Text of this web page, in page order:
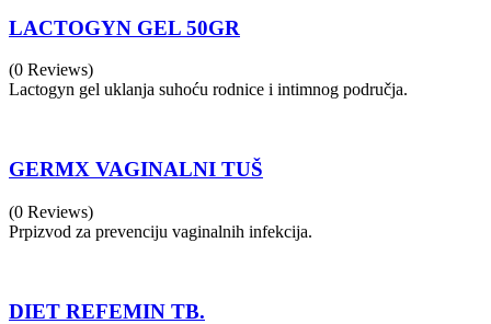
LACTOGYN GEL 50GR
(0 Reviews)
Lactogyn gel uklanja suhoću rodnice i intimnog područja.
GERMX VAGINALNI TUŠ
(0 Reviews)
Prpizvod za prevenciju vaginalnih infekcija.
DIET REFEMIN TB.